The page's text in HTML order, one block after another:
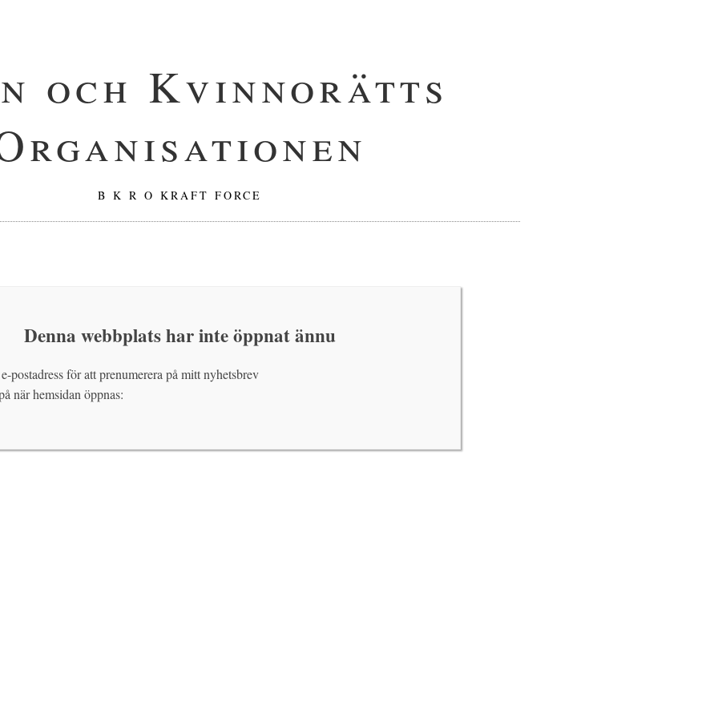
och Kvinnorätts
B K R O KRAFT FORCE
Denna webbplats har inte öppnat ännu
postadress för att prenumerera på mitt nyhetsbrev
när hemsidan öppnas: